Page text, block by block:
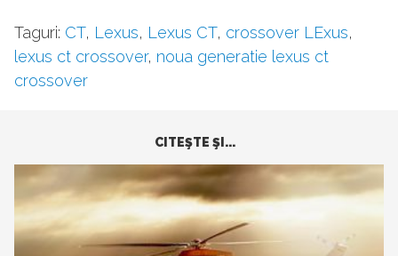
Taguri: CT, Lexus, Lexus CT, crossover LExus,
lexus ct crossover, noua generatie lexus ct
crossover
CITEŞTE ŞI...